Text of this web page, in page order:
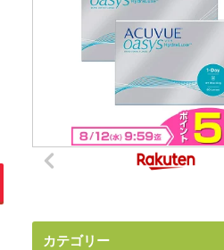
カテゴリー